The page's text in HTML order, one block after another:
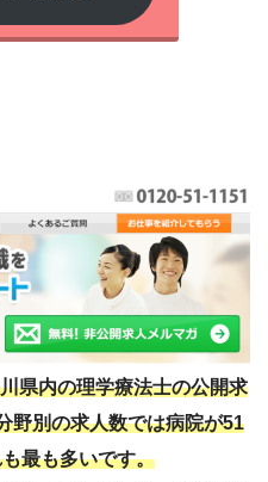
県内の理学療法士の公開求
野別の求人数では病院が51
最も多いです。